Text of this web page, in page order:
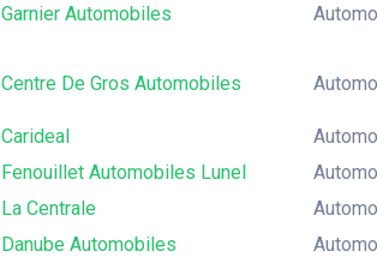
Garnier Automobiles
Centre De Gros Automobiles
Carideal
Fenouillet Automobiles Lunel
La Centrale
Danube Automobiles